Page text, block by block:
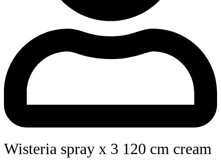
wisteria spray x 3 120 cm cream